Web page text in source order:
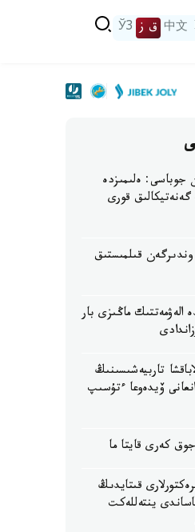
中文 ق ز ЎЗ
جوباسى: ەلىمىزدە
قورى
وندىرگەن قىلمىستىق
الەۋمەتتىك ماڭىزى بار
تاربيەشىسىنىڭ
ۆيدەوعا ءتۇسىپ
جوق كەرى قايتا ما
قىتايدىڭ
ينتەللەكت